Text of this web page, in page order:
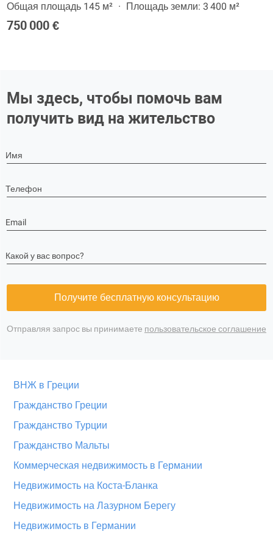
Общая площадь 145 м²
Площадь земли: 3 400 м²
750 000 €
Мы здесь, чтобы помочь вам
получить вид на жительство
Имя
Телефон
Email
Какой у вас вопрос?
Получите бесплатную консультацию
Отправляя запрос вы принимаете пользовательское соглашение
ВНЖ в Греции
Гражданство Греции
Гражданство Турции
Гражданство Мальты
Коммерческая недвижимость в Германии
Недвижимость на Коста-Бланка
Недвижимость на Лазурном Берегу
Недвижимость в Германии